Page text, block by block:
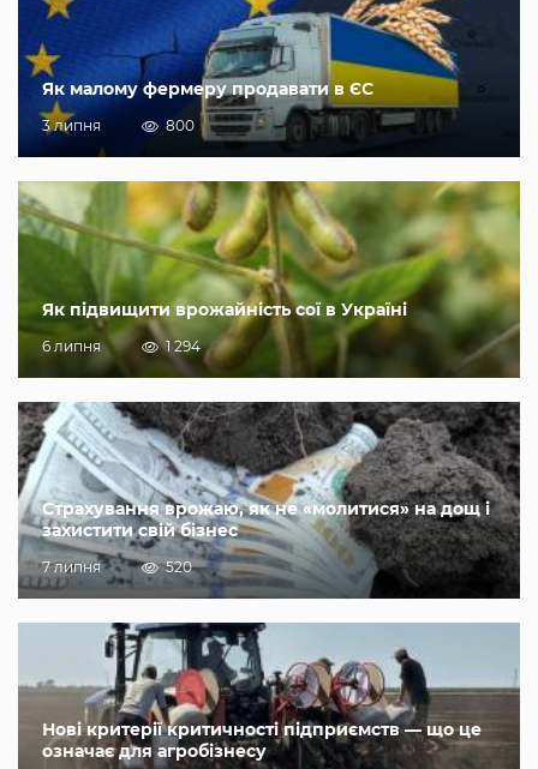
Як малому фермеру продавати в ЄС
3 липня 800
Як підвищити врожайність сої в Україні
6 липня 1 294
Страхування врожаю, як не «молитися» на дощ і
захистити свій бізнес
7 липня 520
Нові критерії критичності підприємств — що це
означає для агробізнесу